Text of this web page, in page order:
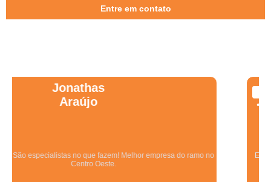
Entre em contato
Wanessa
Equipe qualificada, atendimento muito pontual e de forma organizada.
Preza pela qualidade, bom gosto e preço justo.